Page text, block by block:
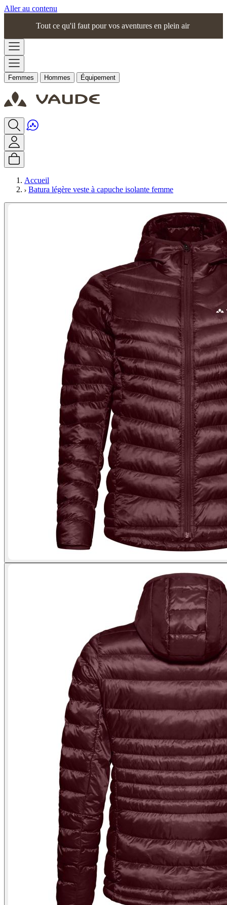
Aller au contenu
Tout ce qu'il faut pour vos aventures en plein air
Femmes Hommes Équipement
Accueil
Batura légère veste à capuche isolante femme